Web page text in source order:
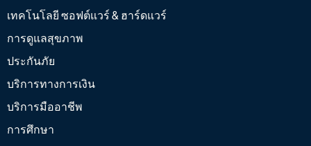
เทคโนโลยี ซอฟต์แวร์ & ฮาร์ดแวร์
การดูแลสุขภาพ
ประกันภัย
บริการทางการเงิน
บริการมืออาชีพ
การศึกษา